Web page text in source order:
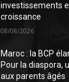
investissements
croissance
08/08/2026
Maroc : la BCP
Pour la diaspora,
aux parents âgés